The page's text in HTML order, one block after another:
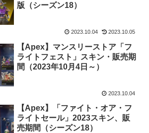
版（シーズン18）
2023.10.04 2023.10.05
【Apex】マンスリーストア「フ
ライトフェスト」スキン・販売期
間（2023年10月4日～）
2023.10.04
【Apex】「ファイト・オア・フ
ライトセール」2023スキン、販
売期間（シーズン18）